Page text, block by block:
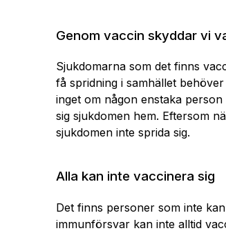
Genom vaccin skyddar vi
Sjukdomarna som det finns
få spridning i samhället
inget om någon enstaka
sig sjukdomen hem. Eftersom
sjukdomen inte sprida sig.
Alla kan inte vaccinera sig
Det finns personer som inte
immunförsvar kan inte alltid